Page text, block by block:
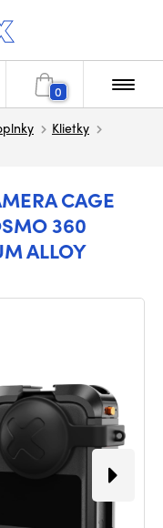
0
Klietky
CAGE
360
ALLOY